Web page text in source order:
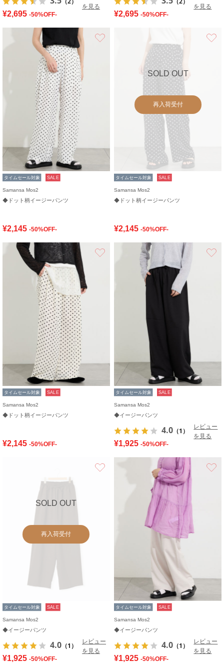
を見る
¥2,695 -50%OFF-
を見る
¥2,695 -50%OFF-
タイムセール対象 SALE
Samansa Mos2
◆ドット柄イージーパンツ
¥2,145 -50%OFF-
SOLD OUT
再入荷受付
タイムセール対象 SALE
Samansa Mos2
◆ドット柄イージーパンツ
¥2,145 -50%OFF-
タイムセール対象 SALE
Samansa Mos2
◆ドット柄イージーパンツ
¥2,145 -50%OFF-
タイムセール対象 SALE
Samansa Mos2
◆イージーパンツ
4.0 （1）
レビュー
を見る
¥1,925 -50%OFF-
SOLD OUT
再入荷受付
タイムセール対象 SALE
Samansa Mos2
◆イージーパンツ
4.0 （1）
レビュー
を見る
¥1,925 -50%OFF-
タイムセール対象 SALE
Samansa Mos2
◆イージーパンツ
4.0 （1）
レビュー
を見る
¥1,925 -50%OFF-